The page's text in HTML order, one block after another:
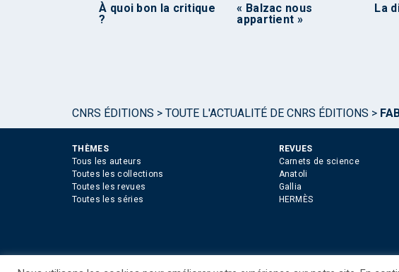
À quoi bon la critique
?
« Balzac nous
appartient »
La
CNRS ÉDITIONS > TOUTE L'ACTUALITÉ DE CNRS ÉDITIONS >
THÈMES
Tous les auteurs
Toutes les collections
Toutes les revues
Toutes les séries
REVUES
Carnets de science
Anatoli
Gallia
HERMÈS